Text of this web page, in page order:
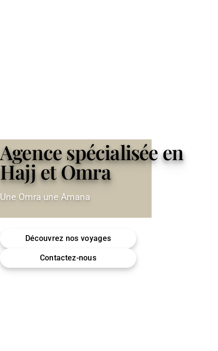
Agence spécialisée en
Hajj et Omra
Une Omra une Amana
Découvrez nos voyages
Contactez-nous
Omra (Umrah) · Hajj
Encadrement & accompagnement